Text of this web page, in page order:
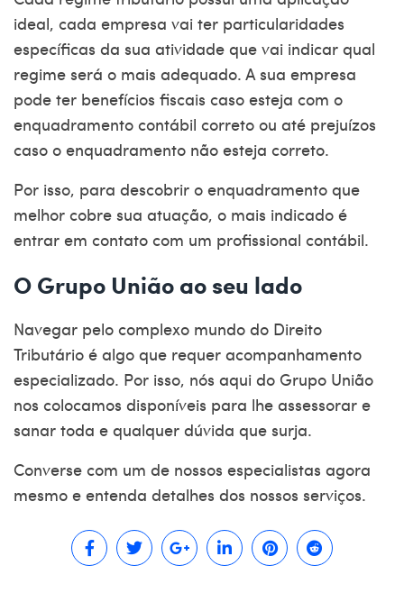
ideal, cada empresa vai ter particularidades
específicas da sua atividade que vai indicar qual
regime será o mais adequado. A sua empresa
pode ter benefícios fiscais caso esteja com o
enquadramento contábil correto ou até prejuízos
caso o enquadramento não esteja correto.
Por isso, para descobrir o enquadramento que
melhor cobre sua atuação, o mais indicado é
entrar em contato com um profissional contábil.
O Grupo União ao seu lado
Navegar pelo complexo mundo do Direito
Tributário é algo que requer acompanhamento
especializado. Por isso, nós aqui do Grupo União
nos colocamos disponíveis para lhe assessorar e
sanar toda e qualquer dúvida que surja.
Converse com um de nossos especialistas agora
mesmo e entenda detalhes dos nossos serviços.